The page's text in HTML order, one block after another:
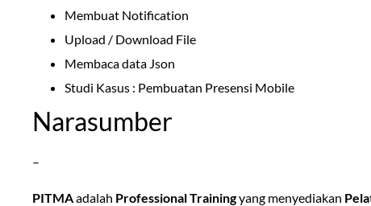
Membuat Notification
Upload / Download File
Membaca data Json
Studi Kasus : Pembuatan Presensi Mobile
Narasumber
–
PITMAadalah Professional Trainingyang menyediakan